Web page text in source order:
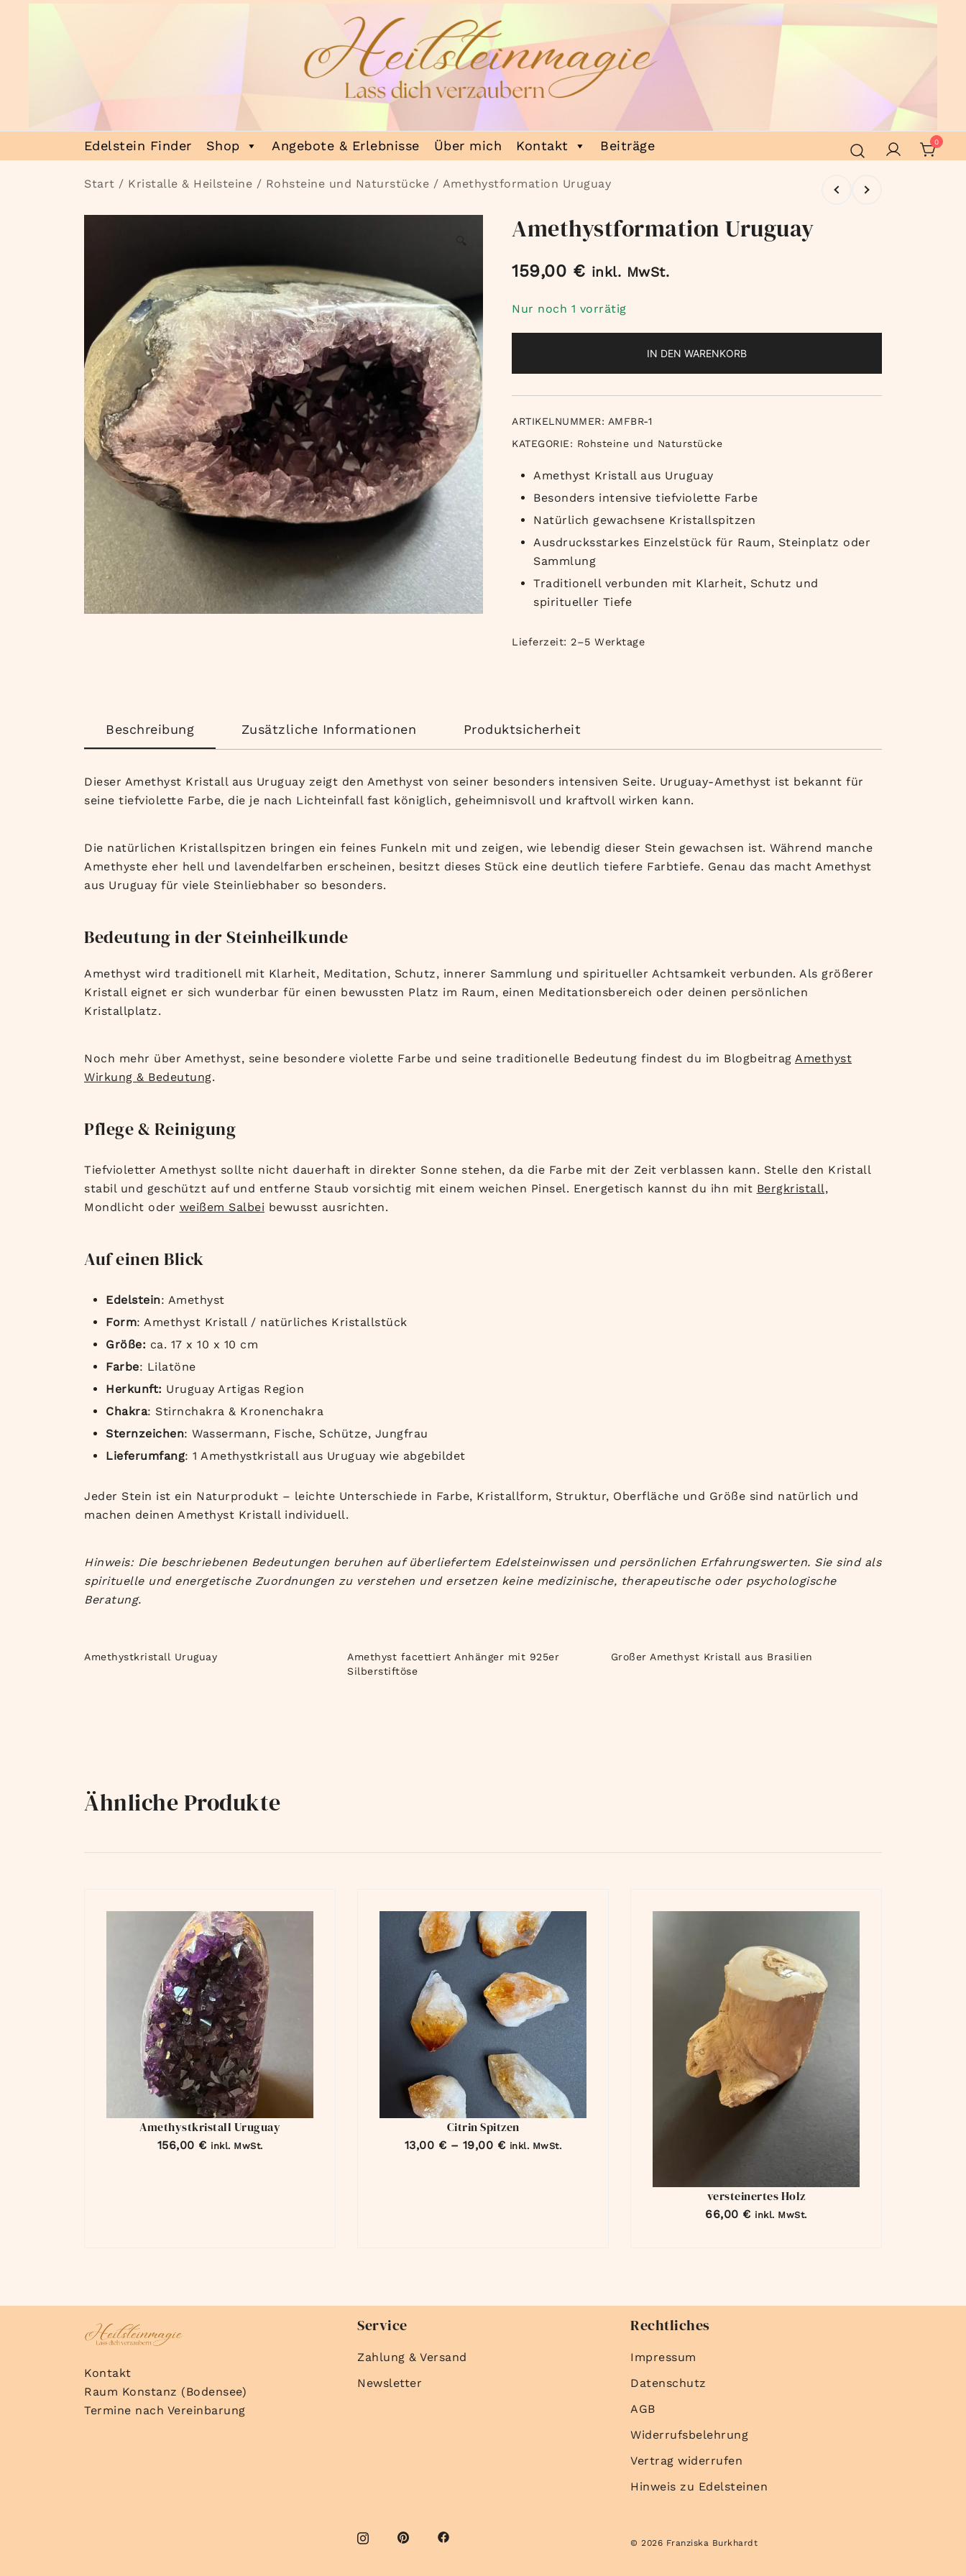
Heilsteinmagie
Lass dich verzaubern
Edelstein Finder Shop Angebote & Erlebnisse Über mich Kontakt Beiträge 0
Start / Kristalle & Heilsteine / Rohsteine und Naturstücke / Amethystformation Uruguay
Amethystformation Uruguay
159,00 € inkl. MwSt.
Nur noch 1 vorrätig
IN DEN WARENKORB
ARTIKELNUMMER: AMFBR-1
KATEGORIE: Rohsteine und Naturstücke
Amethyst Kristall aus Uruguay
Besonders intensive tiefviolette Farbe
Natürlich gewachsene Kristallspitzen
Ausdrucksstarkes Einzelstück für Raum, Steinplatz oder
Sammlung
Traditionell verbunden mit Klarheit, Schutz und
spiritueller Tiefe
Lieferzeit: 2–5 Werktage
Beschreibung Zusätzliche Informationen Produktsicherheit
Dieser Amethyst Kristall aus Uruguay zeigt den Amethyst von seiner besonders intensiven Seite. Uruguay-Amethyst ist bekannt für
seine tiefviolette Farbe, die je nach Lichteinfall fast königlich, geheimnisvoll und kraftvoll wirken kann.
Die natürlichen Kristallspitzen bringen ein feines Funkeln mit und zeigen, wie lebendig dieser Stein gewachsen ist. Während manche
Amethyste eher hell und lavendelfarben erscheinen, besitzt dieses Stück eine deutlich tiefere Farbtiefe. Genau das macht Amethyst
aus Uruguay für viele Steinliebhaber so besonders.
Bedeutung in der Steinheilkunde
Amethyst wird traditionell mit Klarheit, Meditation, Schutz, innerer Sammlung und spiritueller Achtsamkeit verbunden. Als größerer
Kristall eignet er sich wunderbar für einen bewussten Platz im Raum, einen Meditationsbereich oder deinen persönlichen
Kristallplatz.
Noch mehr über Amethyst, seine besondere violette Farbe und seine traditionelle Bedeutung findest du im Blogbeitrag Amethyst
Wirkung & Bedeutung.
Pflege & Reinigung
Tiefvioletter Amethyst sollte nicht dauerhaft in direkter Sonne stehen, da die Farbe mit der Zeit verblassen kann. Stelle den Kristall
stabil und geschützt auf und entferne Staub vorsichtig mit einem weichen Pinsel. Energetisch kannst du ihn mit Bergkristall,
Mondlicht oder weißem Salbei bewusst ausrichten.
Auf einen Blick
Edelstein: Amethyst
Form: Amethyst Kristall / natürliches Kristallstück
Größe: ca. 17 x 10 x 10 cm
Farbe: Lilatöne
Herkunft: Uruguay Artigas Region
Chakra: Stirnchakra & Kronenchakra
Sternzeichen: Wassermann, Fische, Schütze, Jungfrau
Lieferumfang: 1 Amethystkristall aus Uruguay wie abgebildet
Jeder Stein ist ein Naturprodukt – leichte Unterschiede in Farbe, Kristallform, Struktur, Oberfläche und Größe sind natürlich und
machen deinen Amethyst Kristall individuell.
Hinweis: Die beschriebenen Bedeutungen beruhen auf überliefertem Edelsteinwissen und persönlichen Erfahrungswerten. Sie sind als
spirituelle und energetische Zuordnungen zu verstehen und ersetzen keine medizinische, therapeutische oder psychologische
Beratung.
Amethystkristall Uruguay
Amethyst facettiert Anhänger mit 925er
Silberstiftöse
Großer Amethyst Kristall aus Brasilien
Ähnliche Produkte
Amethystkristall Uruguay
156,00 € inkl. MwSt.
Citrin Spitzen
13,00 € – 19,00 € inkl. MwSt.
versteinertes Holz
66,00 € inkl. MwSt.
Kontakt
Raum Konstanz (Bodensee)
Termine nach Vereinbarung
Service
Zahlung & Versand
Newsletter
Rechtliches
Impressum
Datenschutz
AGB
Widerrufsbelehrung
Vertrag widerrufen
Hinweis zu Edelsteinen
© 2026 Franziska Burkhardt